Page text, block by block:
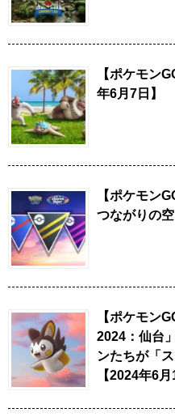
【ポケモン
年6月7日】
【ポケモン
つながりの
【ポケモン
2024：仙台
ンたちが「
【2024年6月